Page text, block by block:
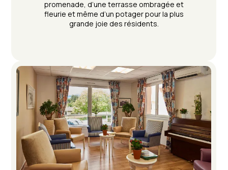
promenade, d’une terrasse ombragée et
fleurie et même d’un potager pour la plus
grande joie des résidents.